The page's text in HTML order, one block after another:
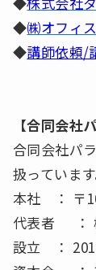
◆㈱オフィ
◆講師依頼/
【合同会社
合同会社パ
扱っています
本社 ： 〒
代表者 ：
設立 ：